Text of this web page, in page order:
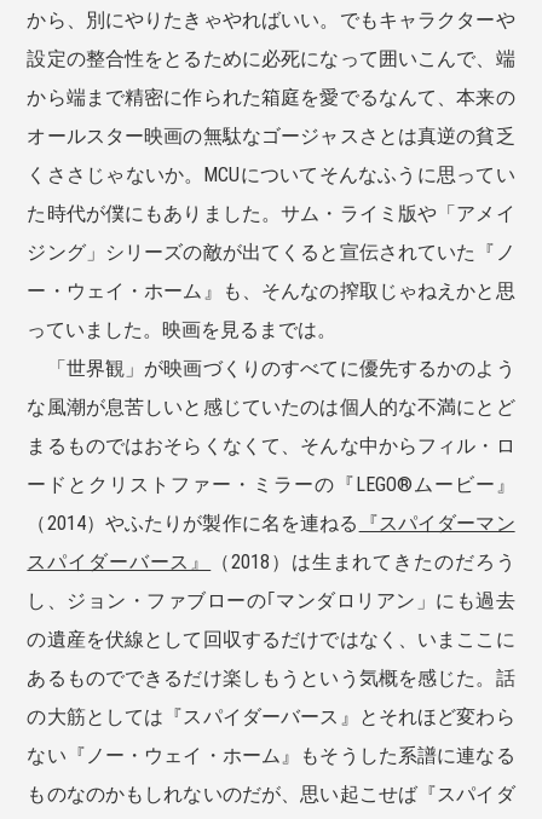
から、別にやりたきゃやればいい。でもキャラクターや
設定の整合性をとるために必死になって囲いこんで、端
から端まで精密に作られた箱庭を愛でるなんて、本来の
オールスター映画の無駄なゴージャスさとは真逆の貧乏
くささじゃないか。MCUについてそんなふうに思ってい
た時代が僕にもありました。サム・ライミ版や「アメイ
ジング」シリーズの敵が出てくると宣伝されていた『ノ
ー・ウェイ・ホーム』も、そんなの搾取じゃねえかと思
っていました。映画を見るまでは。
「世界観」が映画づくりのすべてに優先するかのよう
な風潮が息苦しいと感じていたのは個人的な不満にとど
まるものではおそらくなくて、そんな中からフィル・ロ
ードとクリストファー・ミラーの『LEGO®️ムービー』
（2014）やふたりが製作に名を連ねる
『スパイダーマン
スパイダーバース』
（2018）は生まれてきたのだろう
し、ジョン・ファブローの｢マンダロリアン」にも過去
の遺産を伏線として回収するだけではなく、いまここに
あるものでできるだけ楽しもうという気概を感じた。話
の大筋としては『スパイダーバース』とそれほど変わら
ない『ノー・ウェイ・ホーム』もそうした系譜に連なる
ものなのかもしれないのだが、思い起こせば『スパイダ